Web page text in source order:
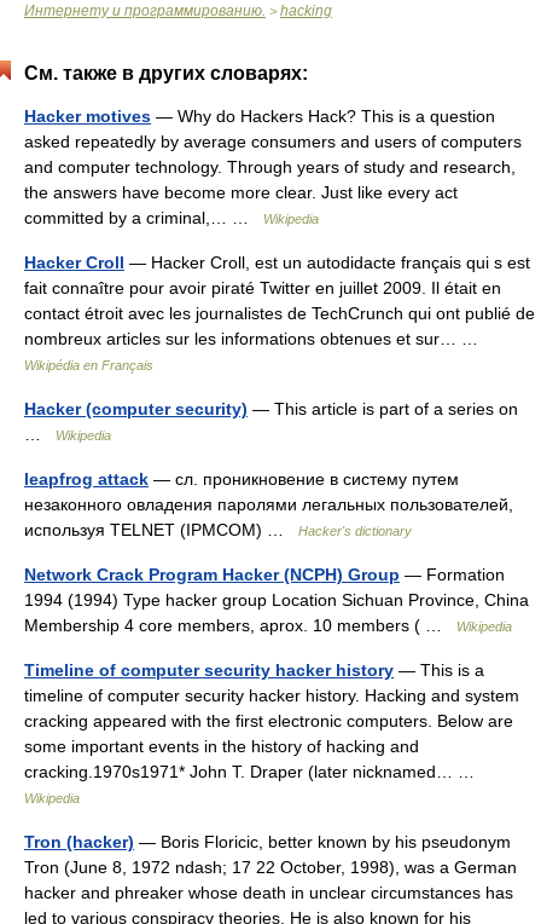
Интернету и программированию. > hacking
См. также в других словарях:
Hacker motives — Why do Hackers Hack? This is a question
asked repeatedly by average consumers and users of computers
and computer technology. Through years of study and research,
the answers have become more clear. Just like every act
committed by a criminal,… …
Wikipedia
Hacker Croll — Hacker Croll, est un autodidacte français qui s est
fait connaître pour avoir piraté Twitter en juillet 2009. Il était en
contact étroit avec les journalistes de TechCrunch qui ont publié de
nombreux articles sur les informations obtenues et sur… …
Wikipédia en Français
Hacker (computer security) — This article is part of a series on
Wikipedia
leapfrog attack — сл. проникновение в систему путем
незаконного овладения паролями легальных пользователей,
используя TELNET (IPMCOM) …
Hacker's dictionary
Network Crack Program Hacker (NCPH) Group — Formation
1994 (1994) Type hacker group Location Sichuan Province, China
Membership 4 core members, aprox. 10 members ( …
Wikipedia
Timeline of computer security hacker history — This is a
timeline of computer security hacker history. Hacking and system
cracking appeared with the first electronic computers. Below are
some important events in the history of hacking and
cracking.1970s1971* John T. Draper (later nicknamed… …
Wikipedia
Tron (hacker) — Boris Floricic, better known by his pseudonym
Tron (June 8, 1972 ndash; 17 22 October, 1998), was a German
hacker and phreaker whose death in unclear circumstances has
led to various conspiracy theories. He is also known for his